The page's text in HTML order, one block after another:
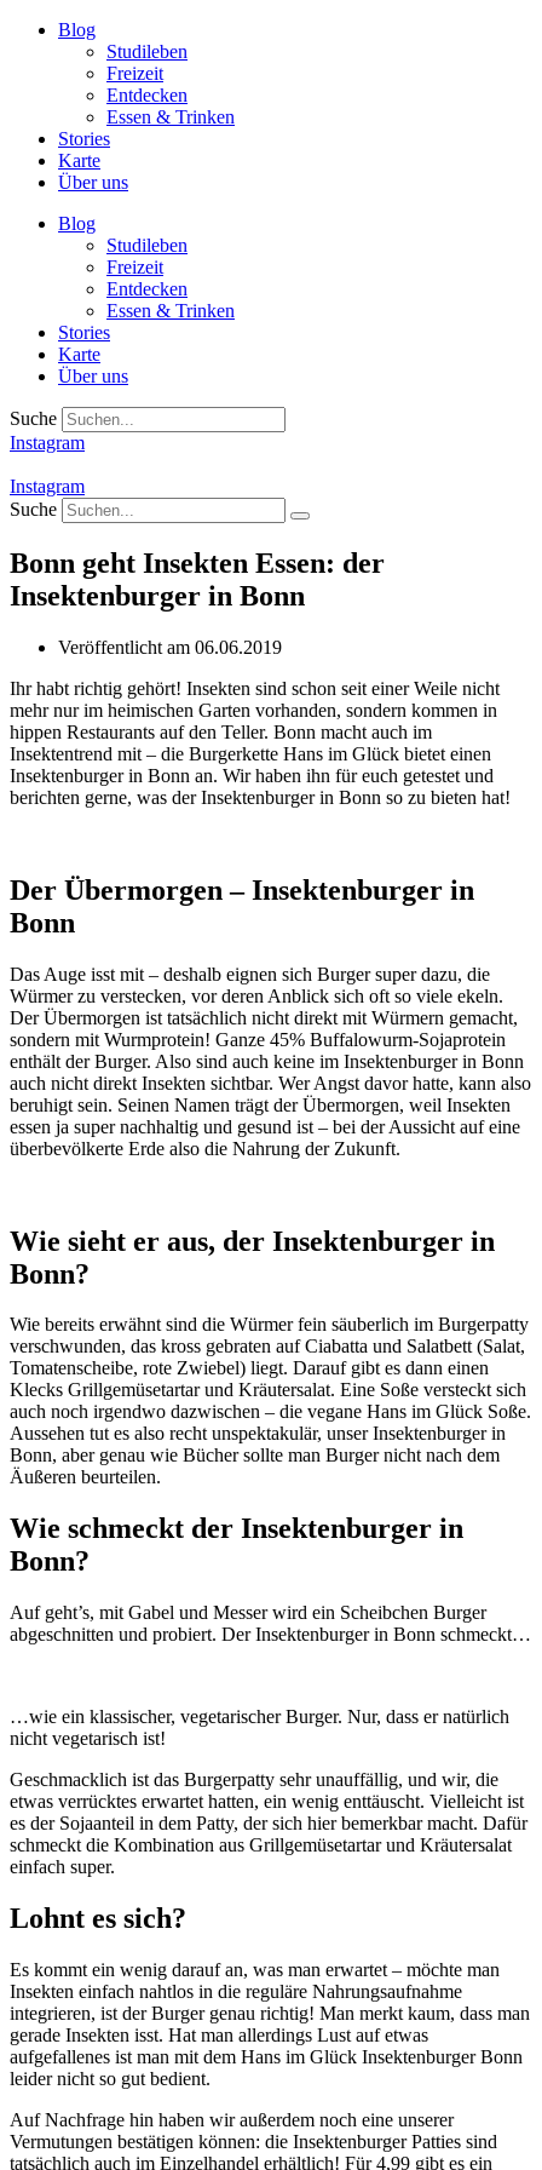
Zum
Blog
Studileben
Freizeit
Entdecken
Essen & Trinken
Stories
Karte
Über uns
Blog
Studileben
Freizeit
Entdecken
Essen & Trinken
Stories
Karte
Über uns
Suche
Instagram
Instagram
Suche
Bonn geht Insekten Essen: der
Insektenburger in Bonn
Veröffentlicht am 06.06.2019
Ihr habt richtig gehört! Insekten sind schon seit einer Weile nicht
mehr nur im heimischen Garten vorhanden, sondern kommen in
hippen Restaurants auf den Teller. Bonn macht auch im
Insektentrend mit – die Burgerkette Hans im Glück bietet einen
Insektenburger in Bonn an. Wir haben ihn für euch getestet und
berichten gerne, was der Insektenburger in Bonn so zu bieten hat!
Der Übermorgen – Insektenburger in
Bonn
Das Auge isst mit – deshalb eignen sich Burger super dazu, die
Würmer zu verstecken, vor deren Anblick sich oft so viele ekeln.
Der Übermorgen ist tatsächlich nicht direkt mit Würmern gemacht,
sondern mit Wurmprotein! Ganze 45% Buffalowurm-Sojaprotein
enthält der Burger. Also sind auch keine im Insektenburger in Bonn
auch nicht direkt Insekten sichtbar. Wer Angst davor hatte, kann also
beruhigt sein. Seinen Namen trägt der Übermorgen, weil Insekten
essen ja super nachhaltig und gesund ist – bei der Aussicht auf eine
überbevölkerte Erde also die Nahrung der Zukunft.
Wie sieht er aus, der Insektenburger in
Bonn?
Wie bereits erwähnt sind die Würmer fein säuberlich im Burgerpatty
verschwunden, das kross gebraten auf Ciabatta und Salatbett (Salat,
Tomatenscheibe, rote Zwiebel) liegt. Darauf gibt es dann einen
Klecks Grillgemüsetartar und Kräutersalat. Eine Soße versteckt sich
auch noch irgendwo dazwischen – die vegane Hans im Glück Soße.
Aussehen tut es also recht unspektakulär, unser Insektenburger in
Bonn, aber genau wie Bücher sollte man Burger nicht nach dem
Äußeren beurteilen.
Wie schmeckt der Insektenburger in
Bonn?
Auf geht’s, mit Gabel und Messer wird ein Scheibchen Burger
abgeschnitten und probiert. Der Insektenburger in Bonn schmeckt…
…wie ein klassischer, vegetarischer Burger. Nur, dass er natürlich
nicht vegetarisch ist!
Geschmacklich ist das Burgerpatty sehr unauffällig, und wir, die
etwas verrücktes erwartet hatten, ein wenig enttäuscht. Vielleicht ist
es der Sojaanteil in dem Patty, der sich hier bemerkbar macht. Dafür
schmeckt die Kombination aus Grillgemüsetartar und Kräutersalat
einfach super.
Lohnt es sich?
Es kommt ein wenig darauf an, was man erwartet – möchte man
Insekten einfach nahtlos in die reguläre Nahrungsaufnahme
integrieren, ist der Burger genau richtig! Man merkt kaum, dass man
gerade Insekten isst. Hat man allerdings Lust auf etwas
aufgefallenes ist man mit dem Hans im Glück Insektenburger Bonn
leider nicht so gut bedient.
Auf Nachfrage hin haben wir außerdem noch eine unserer
Vermutungen bestätigen können: die Insektenburger Patties sind
tatsächlich auch im Einzelhandel erhältlich! Für 4,99 gibt es ein